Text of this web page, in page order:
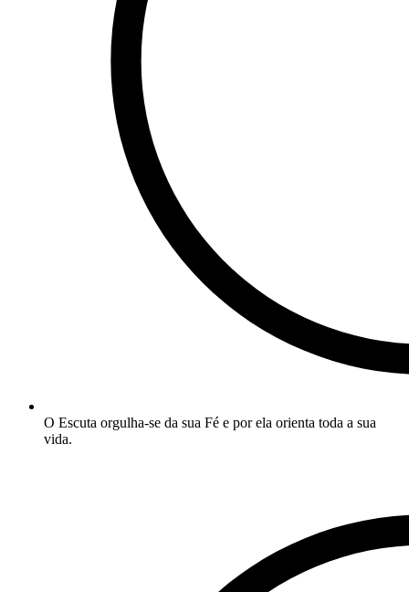
O Escuta orgulha-se da sua Fé e por ela orienta toda a sua
vida.